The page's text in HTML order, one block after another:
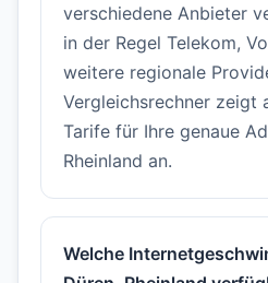
verschiedene Anbieter
in der Regel Telekom,
weitere regionale
Vergleichsrechner zeigt
Tarife für Ihre genaue
Rheinland an.
Welche